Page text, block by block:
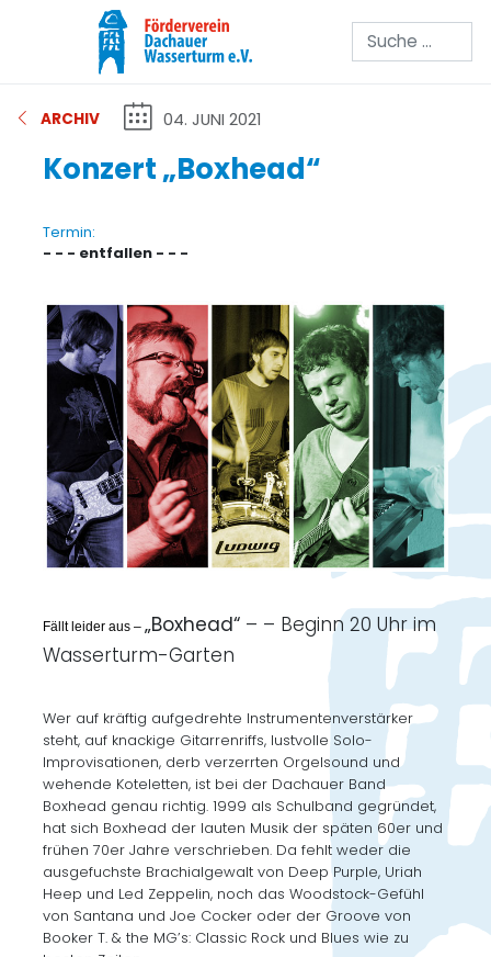
Suchen
ARCHIV 04. JUNI 2021
Konzert „Boxhead“
Termin:
- - - entfallen - - -
Fällt leider aus –„Boxhead“ – – Beginn 20 Uhr im
Wasserturm-Garten
Wer auf kräftig aufgedrehte Instrumentenverstärker
steht, auf knackige Gitarrenriffs, lustvolle Solo-
Improvisationen, derb verzerrten Orgelsound und
wehende Koteletten, ist bei der Dachauer Band
Boxhead genau richtig. 1999 als Schulband gegründet,
hat sich Boxhead der lauten Musik der späten 60er und
frühen 70er Jahre verschrieben. Da fehlt weder die
ausgefuchste Brachialgewalt von Deep Purple, Uriah
Heep und Led Zeppelin, noch das Woodstock-Gefühl
von Santana und Joe Cocker oder der Groove von
Booker T. & the MG’s: Classic Rock und Blues wie zu